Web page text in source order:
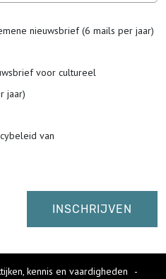
nieuwsbrief (6 mails per jaar)
voor cultureel
jaar)
van
kennis en vaardigheden
-